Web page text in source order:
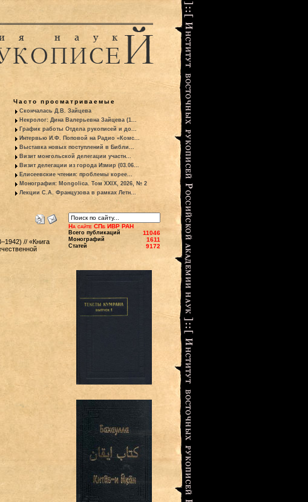
Часто просматриваемые
Скончалась Д.В. Зайцева
Некролог: Дина Валерьевна Зайцева (1...
График работы Отдела рукописей и до...
Интервью И.Ф. Поповой на Радио «Комс...
Выставка новых поступлений в Библи...
Визит монгольской делегации участн...
Визит делегации из города Измир (03.06...
Елисеевские чтения: проблемы корее...
Монография: Mongolica. Том XXIX, 2026, № 2
Лекции С.А. Французова в рамках Летн...
// «Книга
На сайте СПб ИВР РАН
Всего публикаций 11046
Монографий 1611
Статей 9172